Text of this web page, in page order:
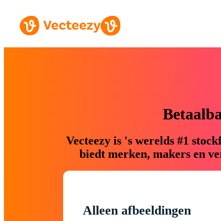
Vecteezy is 's werelds #1
biedt merken, makers en
Alleen afbeeldingen